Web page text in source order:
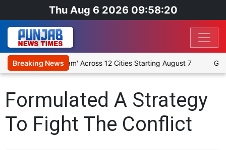
Thu Aug 6 2026 09:58:20
Breaking News
Play 'Humare Ram' Across 12 Cities Starting August 7
Formulated A Strategy
To Fight The Conflict